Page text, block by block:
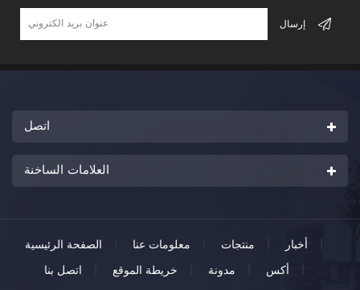
اتصل
العلامات الساخنة
الصفحة الرئيسية معلومات عنا منتجات أخبار
|
اتصل بنا
خريطة الموقع مدونة أكس